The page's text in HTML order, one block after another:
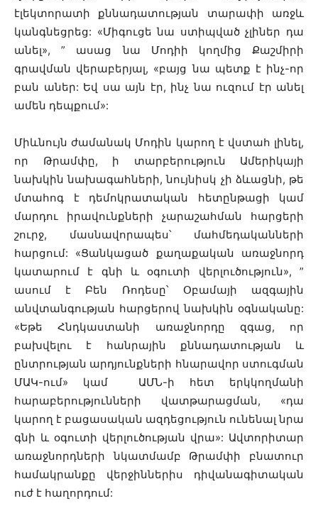
էլեկտորատի քննադատության տարափի առջև
կանգնեցրեց: «Միգուցե նա ստիպված չլիներ դա
անել», ” ասաց նա Մոդիի կողմից Քաշմիրի
գրավման վերաբերյալ, «բայց նա պետք է ինչ-որ
բան աներ: Եվ սա այն էր, ինչ նա ուզում էր անել
ամեն դեպքում»:
Միևնույն ժամանակ Մոդին կարող է վստահ լինել,
որ Թրամփը, ի տարբերություն Ամերիկայի
նախկին նախագահների, նույնիսկ չի ձևացնի, թե
մտահոգ է դեմոկրատական հետընթացի կամ
մարդու իրավունքների չարաշահման հարցերի
շուրջ, մասնավորապես՝ մահմեդականների
հարցում: «Ցանկացած քաղաքական առաջնորդ
կատարում է գնի և օգուտի վերլուծություն», ”
ասում է Բեն Ռոդեսը՝ Օբամայի ազգային
անվտանգության հարցերով նախկին օգնականը:
«Եթե Հնդկաստանի առաջնորդը զգաց, որ
բախվելու է հանրային քննադատության և
ընտրության արդյունքների հնարավոր ստուգման
ՄԱԿ-ում» կամ ԱՄՆ-ի հետ երկկողմանի
հարաբերությունների վատթարացման, «դա
կարող է բացասական ազդեցություն ունենալ նրա
գնի և օգուտի վերլուծության վրա»: Ավտորիտար
առաջնորդների նկատմամբ Թրամփի բնատուր
համակրանքը վերջիններիս դիվանագիտական
ուժ է հաղորդում: